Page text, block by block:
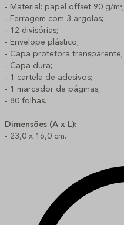
- Material: papel offset 90 g/m²;
- Ferragem com 3 argolas;
- 12 divisórias;
- Envelope plástico;
- Capa protetora transparente;
- Capa dura;
- 1 cartela de adesivos;
- 1 marcador de páginas;
- 80 folhas.
Dimensões (A x L):
- 23,0 x 16,0 cm.